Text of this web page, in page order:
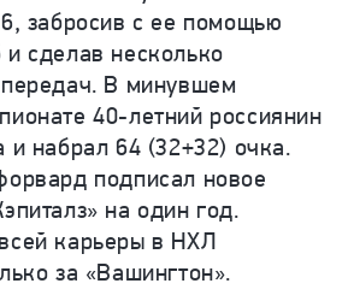
забросив с ее помощью
сделав несколько
передач. В минувшем
40-летний россиянин
и набрал 64 (32+32) очка.
подписал новое
на один год.
карьеры в НХЛ
за «Вашингтон».